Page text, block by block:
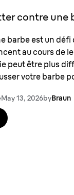
contre une
barbe est un défi
au cours de
peut être plus
votre barbe
pourquoi votre
May 13, 2026byBraun